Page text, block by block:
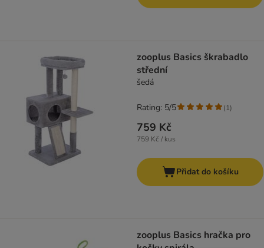
zooplus Basics škrabadlo
střední
šedá
759 Kč
759 Kč / kus
Rating: 5/5 (1)
Přidat do košíku
zooplus Basics hračka pro